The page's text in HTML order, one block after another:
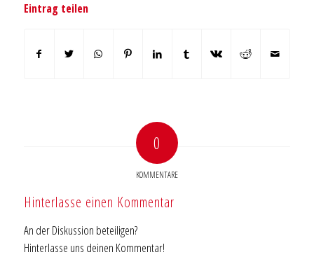
Eintrag teilen
0
KOMMENTARE
Hinterlasse einen Kommentar
An der Diskussion beteiligen?
Hinterlasse uns deinen Kommentar!